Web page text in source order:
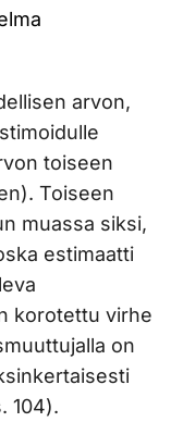
arvon,
toiseen
Toiseen
muassa siksi,
estimaatti
korotettu virhe
on
104).